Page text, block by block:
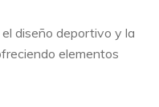
diseño deportivo y la
elementos